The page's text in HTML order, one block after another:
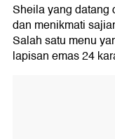
Sheila yang datang
dan menikmati
Salah satu menu
lapisan emas 24